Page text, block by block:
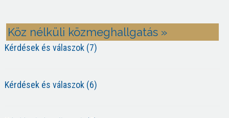
Köz nélküli közmeghallgatás »
Kérdések és válaszok (7)
Kérdések és válaszok (6)